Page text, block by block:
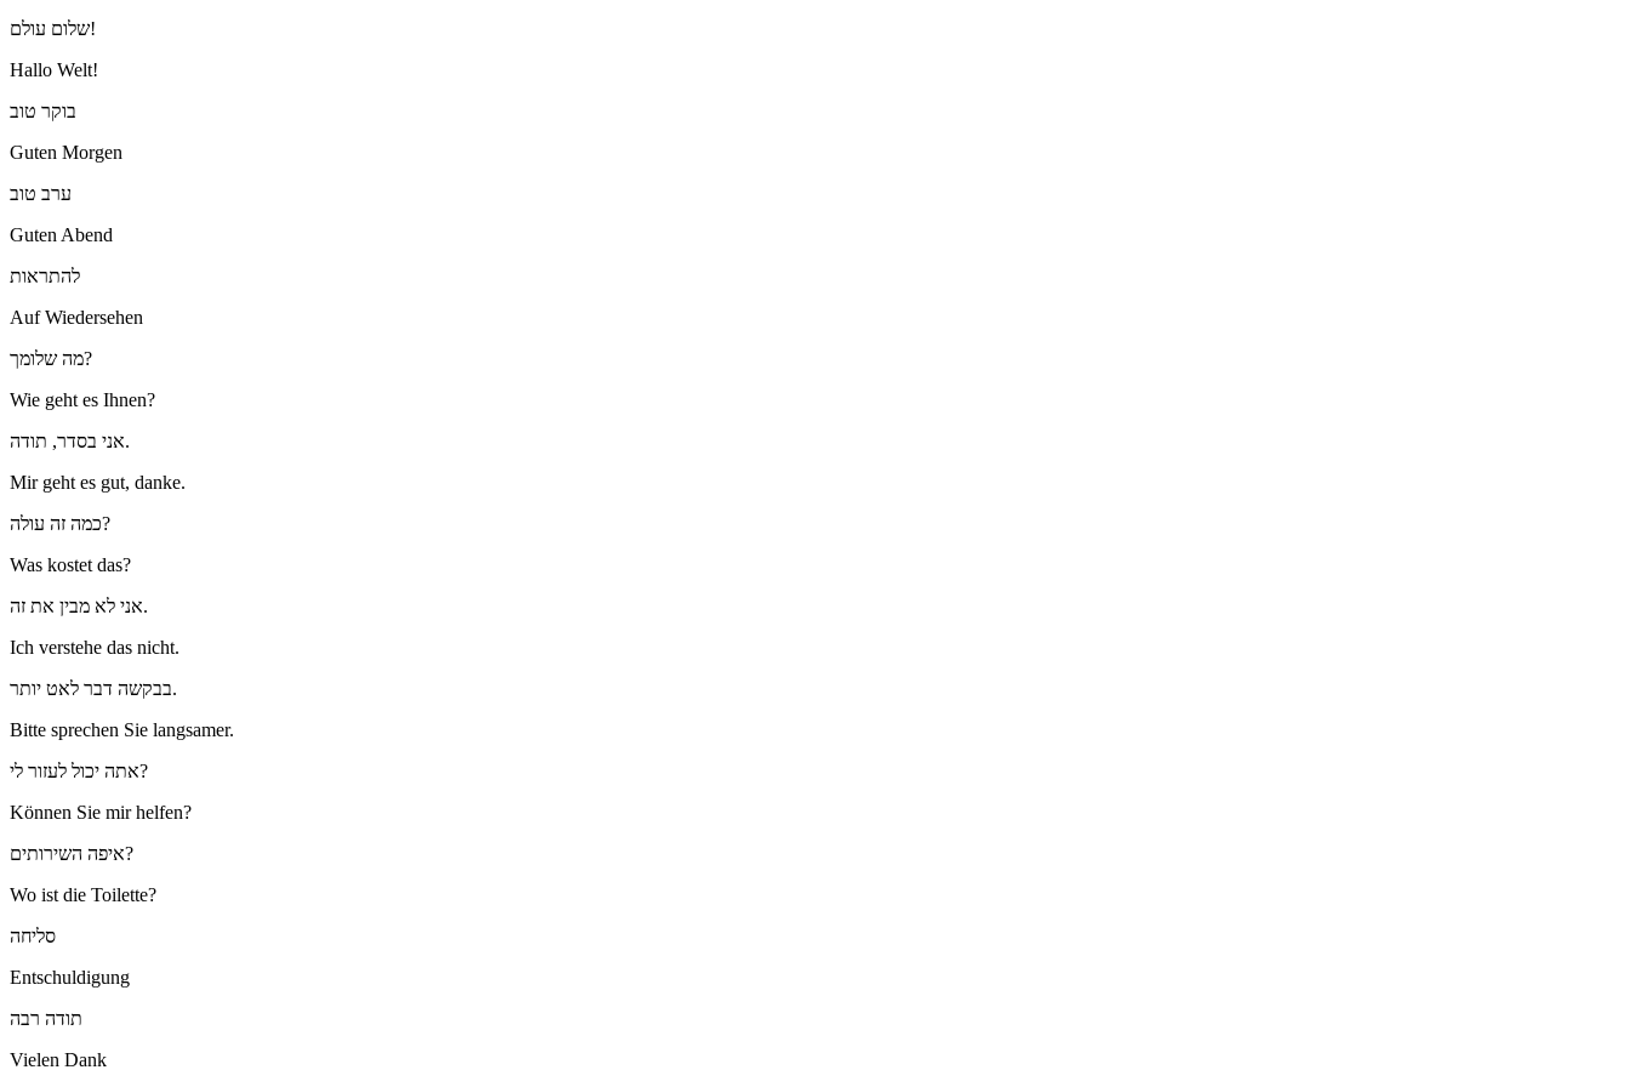
שלום עולם!
Hallo Welt!
בוקר טוב
Guten Morgen
ערב טוב
Guten Abend
להתראות
Auf Wiedersehen
מה שלומך?
Wie geht es Ihnen?
אני בסדר, תודה.
Mir geht es gut, danke.
כמה זה עולה?
Was kostet das?
אני לא מבין את זה.
Ich verstehe das nicht.
בבקשה דבר לאט יותר.
Bitte sprechen Sie langsamer.
אתה יכול לעזור לי?
Können Sie mir helfen?
איפה השירותים?
Wo ist die Toilette?
סליחה
Entschuldigung
תודה רבה
Vielen Dank